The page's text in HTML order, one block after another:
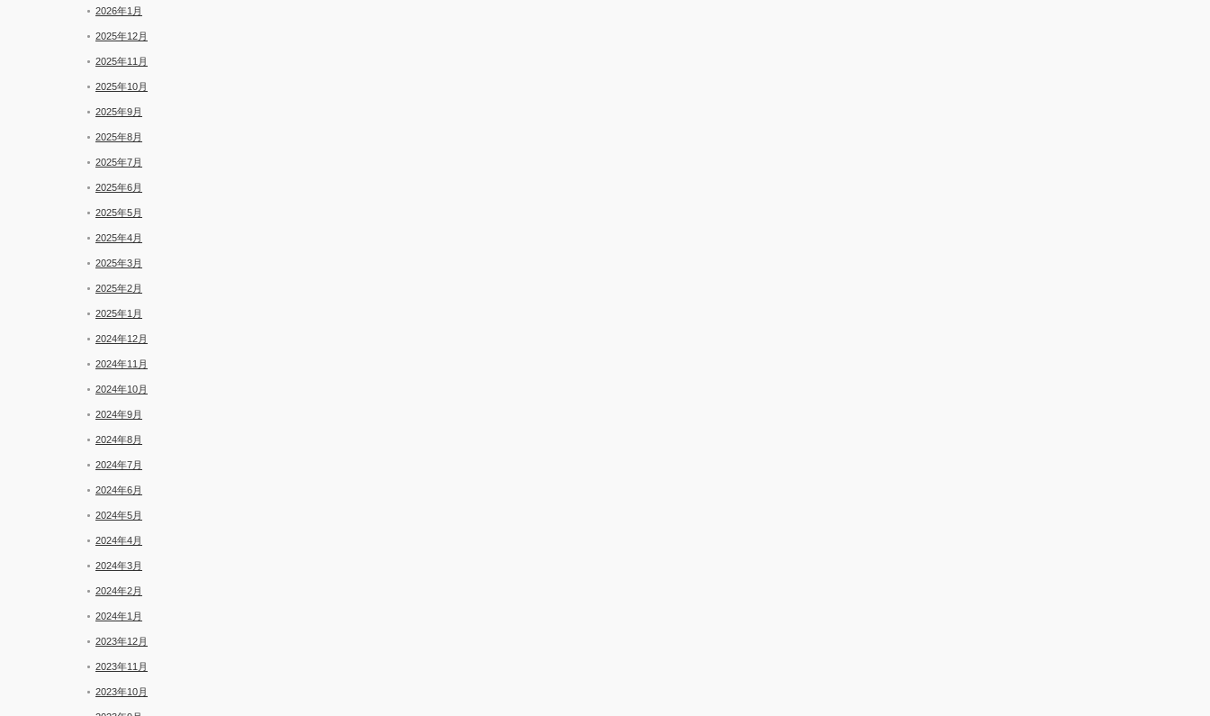
2026年1月
2025年12月
2025年11月
2025年10月
2025年9月
2025年8月
2025年7月
2025年6月
2025年5月
2025年4月
2025年3月
2025年2月
2025年1月
2024年12月
2024年11月
2024年10月
2024年9月
2024年8月
2024年7月
2024年6月
2024年5月
2024年4月
2024年3月
2024年2月
2024年1月
2023年12月
2023年11月
2023年10月